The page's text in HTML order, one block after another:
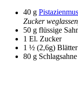
40 g Pistazienmus
Zucker
50 g flüssige
1 El. Zucker
1 ½ (2,6g)
80 g Schlagsahne